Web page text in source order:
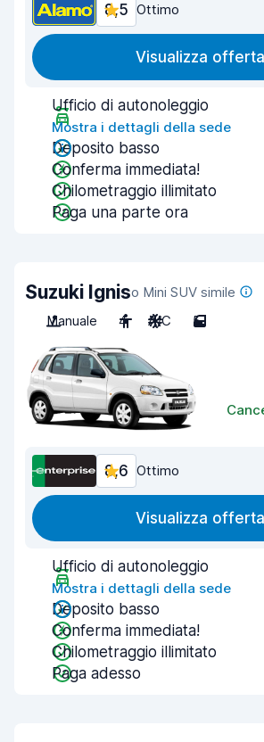
8,5 Ottimo
Visualizza offerta
Ufficio di autonoleggio
Mostra i dettagli della sede
Deposito basso
Conferma immediata!
Chilometraggio illimitato
Paga una parte ora
Suzuki Igniso Mini SUV simile
Manuale
4 A/C 5
8,6 Ottimo
Visualizza offerta
Ufficio di autonoleggio
Mostra i dettagli della sede
Deposito basso
Conferma immediata!
Chilometraggio illimitato
Paga adesso